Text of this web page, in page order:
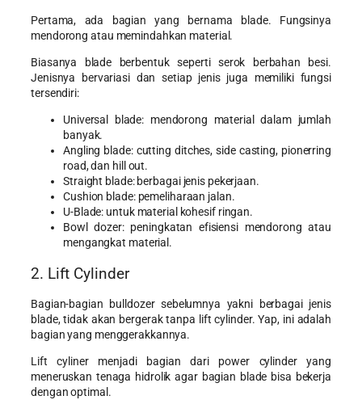
Pertama, ada bagian yang bernama blade. Fungsinya
mendorong atau memindahkan material.
Biasanya blade berbentuk seperti serok berbahan besi.
Jenisnya bervariasi dan setiap jenis juga memiliki fungsi
tersendiri:
Universal blade: mendorong material dalam jumlah
banyak.
Angling blade: cutting ditches, side casting, pionerring
road, dan hill out.
Straight blade: berbagai jenis pekerjaan.
Cushion blade: pemeliharaan jalan.
U-Blade: untuk material kohesif ringan.
Bowl dozer: peningkatan efisiensi mendorong atau
mengangkat material.
2. Lift Cylinder
Bagian-bagian bulldozer sebelumnya yakni berbagai jenis
blade, tidak akan bergerak tanpa lift cylinder. Yap, ini adalah
bagian yang menggerakkannya.
Lift cyliner menjadi bagian dari power cylinder yang
meneruskan tenaga hidrolik agar bagian blade bisa bekerja
dengan optimal.